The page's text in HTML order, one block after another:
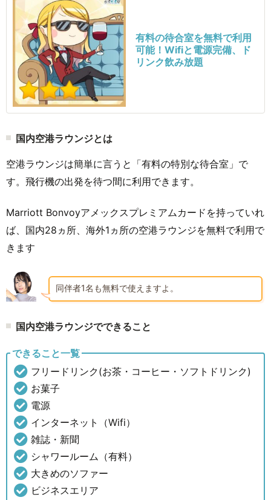
有料の待合室を無料で利用
可能！Wifiと電源完備、ド
リンク飲み放題
国内空港ラウンジとは
空港ラウンジは簡単に言うと 「有料の特別な待合室」で
す。 飛行機の出発を待つ間に利用できます。
Marriott Bonvoyアメックスプレミアムカードを持っていれ
ば、国内28ヵ所、海外1ヵ所の空港ラウンジを無料で利用で
きます
同伴者1名も無料で使えますよ。
国内空港ラウンジでできること
できること一覧
フリードリンク(お茶・コーヒー・ソフトドリンク)
お菓子
電源
インターネット（Wifi）
雑誌・新聞
シャワールーム（有料）
大きめのソファー
ビジネスエリア